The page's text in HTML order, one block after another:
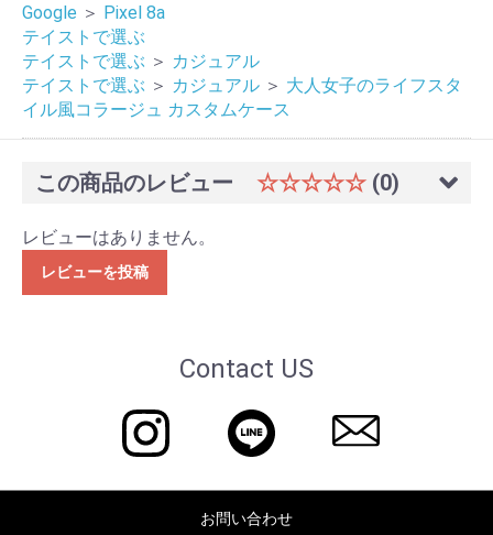
Google ＞ Pixel 8a
テイストで選ぶ
テイストで選ぶ ＞ カジュアル
テイストで選ぶ ＞ カジュアル ＞ 大人女子のライフスタ
イル風コラージュ カスタムケース
この商品のレビュー ☆☆☆☆☆ (0)
レビューはありません。
レビューを投稿
Contact US
お問い合わせ